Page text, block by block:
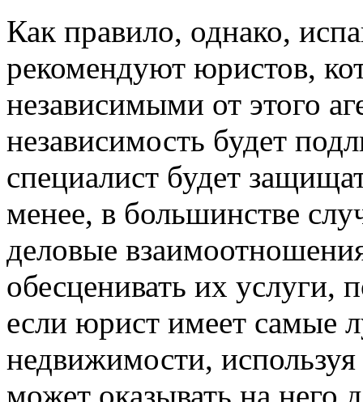
Как правило, однако,
рекомендуют юристов,
независимыми от этого
независимость будет
специалист будет
менее, в большинстве
деловые
обесценивать их услуги,
если юрист имеет самые
недвижимости,
может оказывать на него